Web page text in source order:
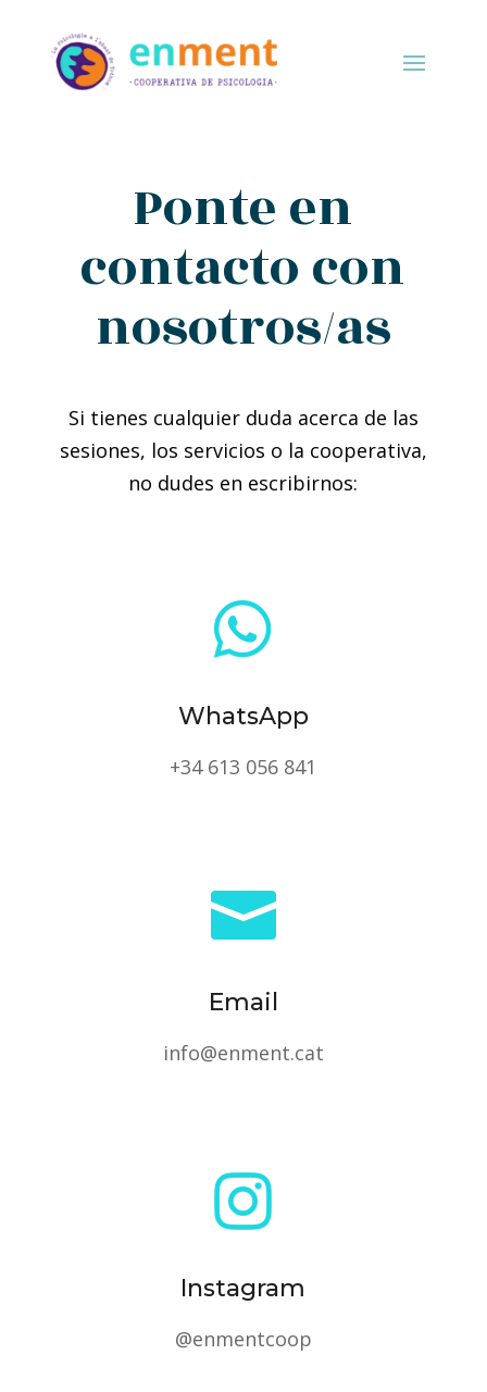
Ponte en
contacto con
nosotros/as
Si tienes cualquier duda acerca de las
sesiones, los servicios o la cooperativa,
no dudes en escribirnos:

WhatsApp
+34 613 056 841

Email
info@enment.cat

Instagram
@enmentcoop